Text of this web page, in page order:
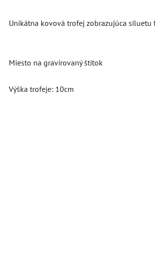
Unikátna kovová trofej zobrazujúca siluetu
Miesto na gravírovaný štítok
Výška trofeje: 10cm